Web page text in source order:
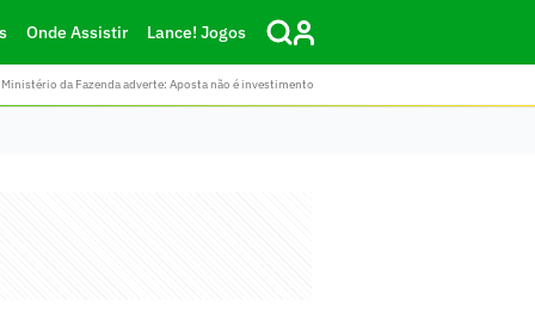
Onde Assistir Lance! Jogos
da Fazenda adverte: Aposta não é investimento